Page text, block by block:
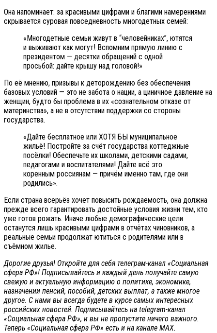
Она напоминает: за красивыми цифрами и благими намерениями
скрывается суровая повседневность многодетных семей:
«Многодетные семьи живут в “человейниках”, ютятся
и выживают как могут! Вспомним прямую линию с
президентом — десятки обращений с одной
просьбой: дайте крышу над головой!»
По её мнению, призывы к деторождению без обеспечения
базовых условий — это не забота о нации, а циничное давление на
женщин, будто бы проблема в их «сознательном отказе от
материнства», а не в отсутствии поддержки со стороны
государства.
«Дайте бесплатное или ХОТЯ БЫ муниципальное
жильё! Постройте за счёт государства коттеджные
посёлки! Обеспечьте их школами, детскими садами,
педагогами и воспитателями! Дайте всё это
коренным россиянам — причём именно там, где они
родились».
Если страна всерьёз хочет повысить рождаемость, она должна
прежде всего гарантировать достойные условия жизни тем, кто
уже готов рожать. Иначе любые демографические цели
останутся лишь красивыми цифрами в отчётах чиновников, а
реальные семьи продолжат ютиться с родителями или в
съёмном жилье.
Дорогие друзья! Откройте для себя телеграм-канал «Социальная
сфера РФ»! Подписывайтесь и каждый день получайте самую
свежую и актуальную информацию о политике, экономике,
назначении пенсий, пособий, детских выплат, а также многое
другое. С нами вы всегда будете в курсе самых интересных
российских новостей. Подписывайтесь на telegram-канал
«Социальная сфера РФ», и вы не пропустите ничего важного.
Теперь «Социальная сфера РФ» есть и на канале МАХ.